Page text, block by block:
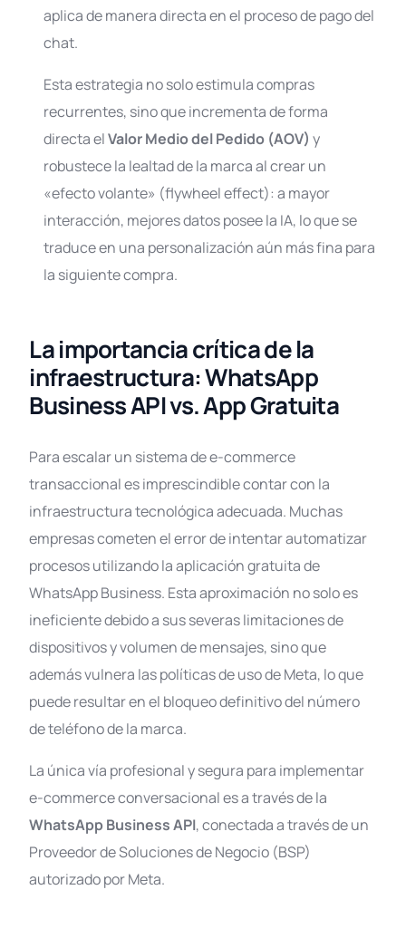
aplica de manera directa en el proceso de pago del
chat.
Esta estrategia no solo estimula compras
recurrentes, sino que incrementa de forma
directa elValor Medio del Pedido (AOV) y
robustece la lealtad de la marca al crear un
«efecto volante» (flywheel effect): a mayor
interacción, mejores datos posee la IA, lo que se
traduce en una personalización aún más fina para
la siguiente compra.
La importancia crítica de la
infraestructura: WhatsApp
Business API vs. App Gratuita
Para escalar un sistema de e-commerce
transaccional es imprescindible contar con la
infraestructura tecnológica adecuada. Muchas
empresas cometen el error de intentar automatizar
procesos utilizando la aplicación gratuita de
WhatsApp Business. Esta aproximación no solo es
ineficiente debido a sus severas limitaciones de
dispositivos y volumen de mensajes, sino que
además vulnera las políticas de uso de Meta, lo que
puede resultar en el bloqueo definitivo del número
de teléfono de la marca.
La única vía profesional y segura para implementar
e-commerce conversacional es a través de la
WhatsApp Business API, conectada a través de un
Proveedor de Soluciones de Negocio (BSP)
autorizado por Meta.